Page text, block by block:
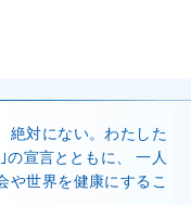
絶対にない。わたした
の宣言とともに、 一人
や世界を健康にするこ